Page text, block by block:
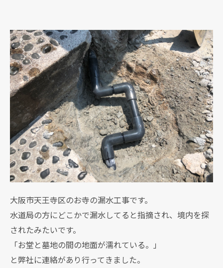
大阪市天王寺区のお寺の漏水工事です。
水道局の方にどこかで漏水してると指摘され、境内を探
されたみたいです。
「お堂と墓地の間の地面が濡れている。」
と弊社に連絡があり行ってきました。